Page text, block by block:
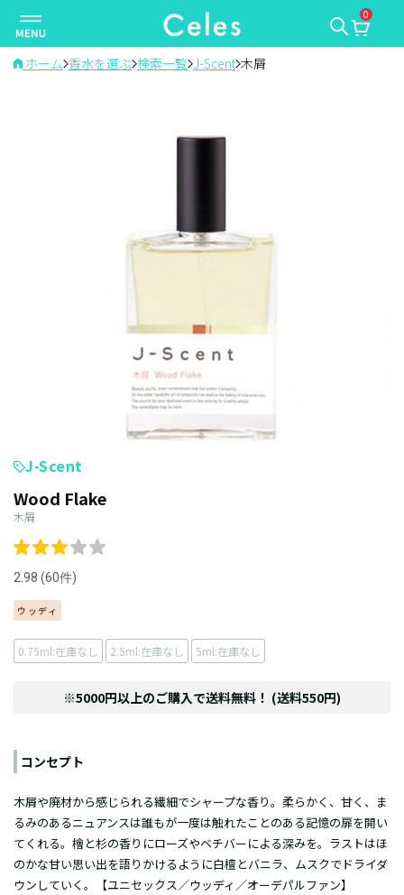
ナ
ビ
ゲ
0
ホーム 香水を選ぶ 検索一覧 J-Scent 木屑
J-Scent
Wood Flake
木屑
2.98 (60件)
ウッディ
0.75ml:在庫なし 2.5ml:在庫なし 5ml:在庫なし
※5000円以上のご購入で送料無料！ (送料550円)
コンセプト
木屑や廃材から感じられる繊細でシャープな香り。柔らかく、甘く、ま
るみのあるニュアンスは誰もが一度は触れたことのある記憶の扉を開い
てくれる。檜と杉の香りにローズやベチバーによる深みを。ラストはほ
のかな甘い思い出を語りかけるように白檀とバニラ、ムスクでドライダ
ウンしていく。【ユニセックス／ウッディ／オーデパルファン】